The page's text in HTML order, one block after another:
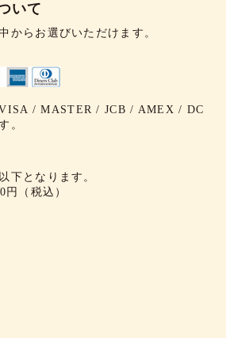
いて
からお選びいただけます。
/ MASTER / JCB / AMEX / DC
。
下となります。
（税込）